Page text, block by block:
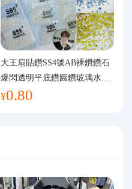
大王扇貼鑽SS4號AB裸鑽鑽石
爆閃透明平底鑽圓鑽玻璃水鑽
美甲鑽飾
¥0.80